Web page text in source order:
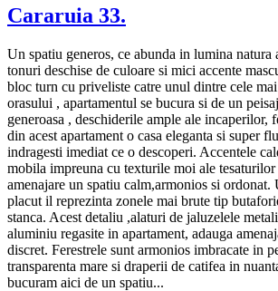
Cararuia 33.
Un spatiu generos, ce abunda in lumina natura
tonuri deschise de culoare si mici accente
bloc turn cu priveliste catre unul dintre cele
orasului , apartamentul se bucura si de un
generoasa , deschiderile ample ale incaperilor,
din acest apartament o casa eleganta si super
indragesti imediat ce o descoperi. Accentele
mobila impreuna cu texturile moi ale tesaturilor
amenajare un spatiu calm,armonios si ordonat.
placut il reprezinta zonele mai brute tip
stanca. Acest detaliu ,alaturi de jaluzelele
aluminiu regasite in apartament, adauga
discret. Ferestrele sunt armonios imbracate in
transparenta mare si draperii de catifea in
bucuram aici de un spatiu...